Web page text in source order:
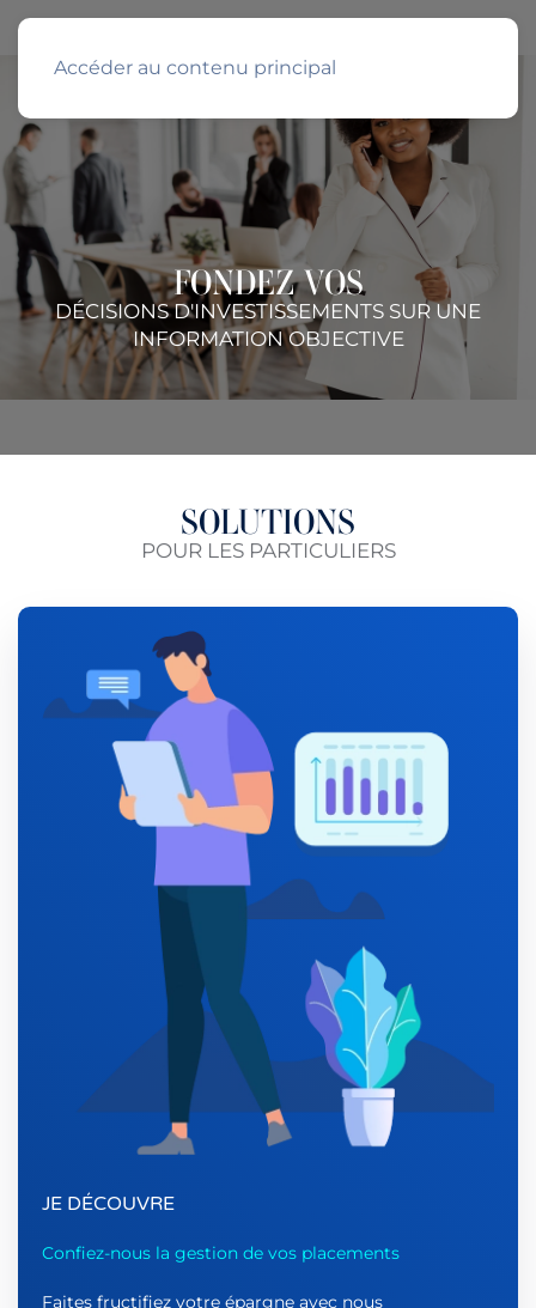
Accéder au contenu principal
FONDEZ VOS
DÉCISIONS D'INVESTISSEMENTS SUR UNE
INFORMATION OBJECTIVE
SOLUTIONS
POUR LES PARTICULIERS
JE DÉCOUVRE
Confiez-nous la gestion de vos placements
Faites fructifiez votre épargne avec nous